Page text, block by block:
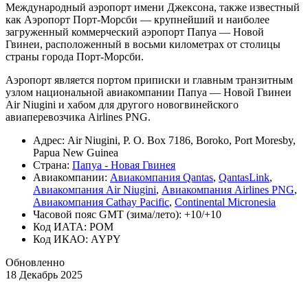
Международный аэропорт имени Джексона, также известный
как Аэропорт Порт-Морсби — крупнейший и наиболее
загруженный коммерческий аэропорт Папуа — Новой
Гвинеи, расположенный в восьми километрах от столицы
страны города Порт-Морсби.
Аэропорт является портом приписки и главным транзитным
узлом национальной авиакомпании Папуа — Новой Гвинеи
Air Niugini и хабом для другого новогвинейского
авиаперевозчика Airlines PNG.
Адрес: Air Niugini, P. O. Box 7186, Boroko, Port Moresby,
Papua New Guinea
Страна: Папуа - Новая Гвинея
Авиакомпании: Авиакомпания Qantas, QantasLink,
Авиакомпания Air Niugini, Авиакомпания Airlines PNG,
Авиакомпания Cathay Pacific, Continental Micronesia
Часовой пояс GMT (зима/лето): +10/+10
Код ИАТА: POM
Код ИКАО: AYPY
Обновленно
18 Декабрь 2025